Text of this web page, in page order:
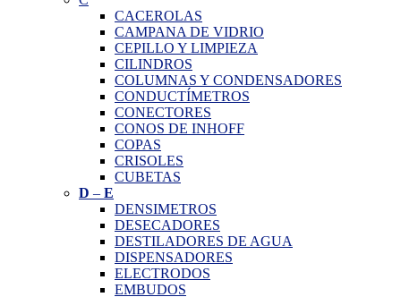
CACEROLAS
CAMPANA DE VIDRIO
CEPILLO Y LIMPIEZA
CILINDROS
COLUMNAS Y CONDENSADORES
CONDUCTÍMETROS
CONECTORES
CONOS DE INHOFF
COPAS
CRISOLES
CUBETAS
D – E
DENSIMETROS
DESECADORES
DESTILADORES DE AGUA
DISPENSADORES
ELECTRODOS
EMBUDOS